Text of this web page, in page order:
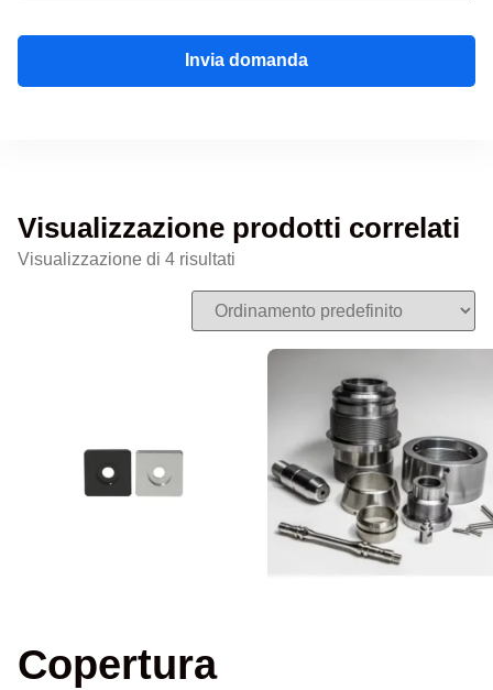
Invia domanda
Visualizzazione prodotti correlati
Visualizzazione di 4 risultati
Copertura